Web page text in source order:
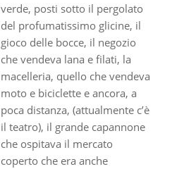
verde, posti sotto il pergolato
del profumatissimo glicine, il
gioco delle bocce, il negozio
che vendeva lana e filati, la
macelleria, quello che vendeva
moto e biciclette e ancora, a
poca distanza, (attualmente c’è
il teatro), il grande capannone
che ospitava il mercato
coperto che era anche